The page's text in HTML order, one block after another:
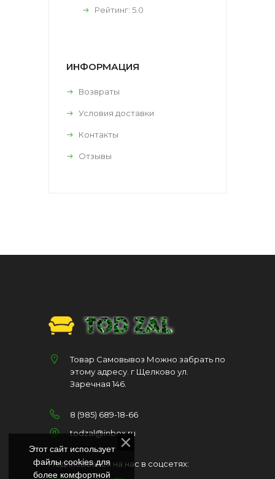
Рейтинг: 5.0
ИНФОРМАЦИЯ
Возвраты
Условия доставки
Контакты
Отзывы
Товар Самовывоз Можно забрать по
этому адресу. г Щелково ул.
Заречная 146.
8 (985) 689-18-66
todzal@inbox.ru
Подписывайся на нас в соцсетях:
Этот сайт использует
файлы cookies для
более комфортной